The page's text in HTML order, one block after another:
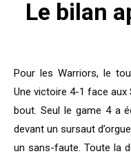
Le bilan
Pour les Warriors, le
Une victoire 4-1 face aux
bout. Seul le game 4 a
devant un sursaut
un sans-faute. Toute la